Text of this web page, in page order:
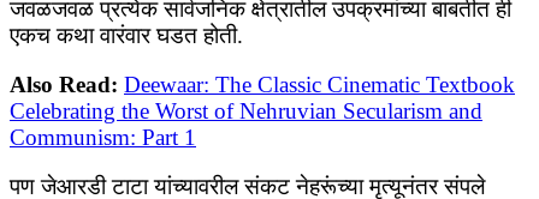
जवळजवळ प्रत्येक सार्वजनिक क्षेत्रातील उपक्रमांच्या बाबतीत ही
एकच कथा वारंवार घडत होती.
Also Read: Deewaar: The Classic Cinematic Textbook
Celebrating the Worst of Nehruvian Secularism and
Communism: Part 1
पण जेआरडी टाटा यांच्यावरील संकट नेहरूंच्या मृत्यूनंतर संपले